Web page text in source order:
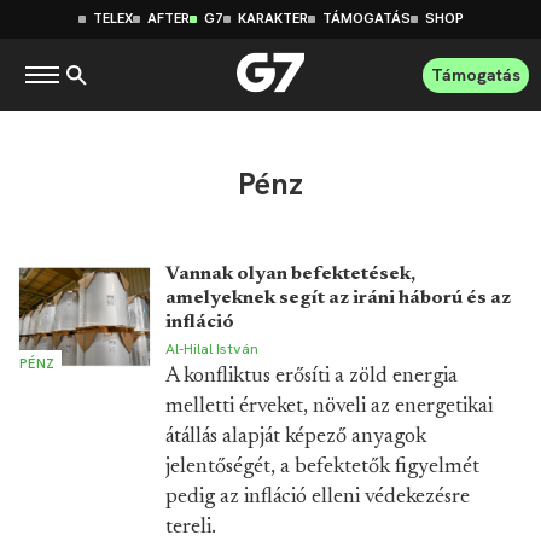
TELEX AFTER G7 KARAKTER TÁMOGATÁS SHOP
Támogatás
Pénz
PÉNZ
Vannak olyan befektetések,
amelyeknek segít az iráni háború és az
infláció
Al-Hilal István
A konfliktus erősíti a zöld energia
melletti érveket, növeli az energetikai
átállás alapját képező anyagok
jelentőségét, a befektetők figyelmét
pedig az infláció elleni védekezésre
tereli.